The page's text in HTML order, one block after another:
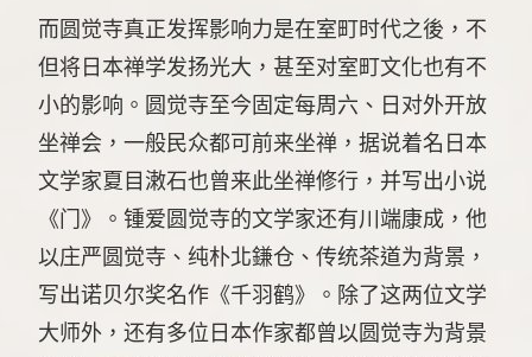
而圆觉寺真正发挥影响力是在室町时代之後，不
但将日本禅学发扬光大，甚至对室町文化也有不
小的影响。圆觉寺至今固定每周六、日对外开放
坐禅会，一般民众都可前来坐禅，据说着名日本
文学家夏目潄石也曾来此坐禅修行，并写出小说
《门》。锺爱圆觉寺的文学家还有川端康成，他
以庄严圆觉寺、纯朴北鎌仓、传统茶道为背景，
写出诺贝尔奖名作《千羽鹤》。除了这两位文学
大师外，还有多位日本作家都曾以圆觉寺为背景